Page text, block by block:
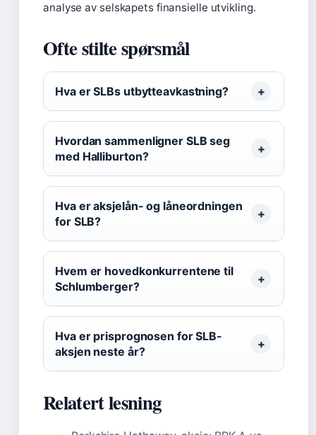
analyse av selskapets finansielle utvikling.
Ofte stilte spørsmål
Hva er SLBs utbytteavkastning?
Hvordan sammenligner SLB seg
med Halliburton?
Hva er aksjelån- og låneordningen
for SLB?
Hvem er hovedkonkurrentene til
Schlumberger?
Hva er prisprognosen for SLB-
aksjen neste år?
Relatert lesning